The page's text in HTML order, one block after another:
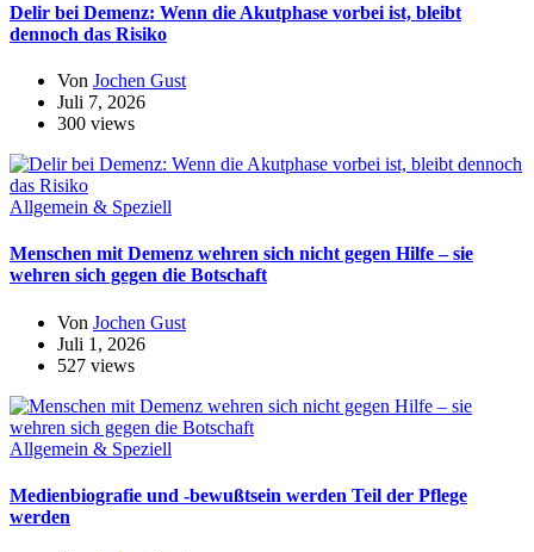
Delir bei Demenz: Wenn die Akutphase vorbei ist, bleibt
dennoch das Risiko
Von Jochen Gust
Juli 7, 2026
300 views
Allgemein & Speziell
Menschen mit Demenz wehren sich nicht gegen Hilfe – sie
wehren sich gegen die Botschaft
Von Jochen Gust
Juli 1, 2026
527 views
Allgemein & Speziell
Medienbiografie und -bewußtsein werden Teil der Pflege
werden